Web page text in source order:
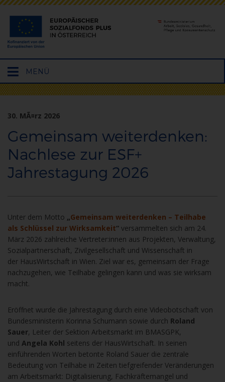
Hauptmenü
öffnen
MENÜ
30. MÃ¤rz 2026
Gemeinsam weiterdenken:
Nachlese zur ESF+
Jahrestagung 2026
Unter dem Motto „Gemeinsam weiterdenken – Teilhabe
als Schlüssel zur Wirksamkeit“ versammelten sich am 24.
März 2026 zahlreiche Vertreter:innen aus Projekten, Verwaltung,
Sozialpartnerschaft, Zivilgesellschaft und Wissenschaft in
der HausWirtschaft in Wien. Ziel war es, gemeinsam der Frage
nachzugehen, wie Teilhabe gelingen kann und was sie wirksam
macht.
Eröffnet wurde die Jahrestagung durch eine Videobotschaft von
Bundesministerin Korinna Schumann sowie durch Roland
Sauer, Leiter der Sektion Arbeitsmarkt im BMASGPK,
und Angela Kohl seitens der HausWirtschaft. In seinen
einführenden Worten betonte Roland Sauer die zentrale
Bedeutung von Teilhabe in Zeiten tiefgreifender Veränderungen
am Arbeitsmarkt: Digitalisierung, Fachkräftemangel und